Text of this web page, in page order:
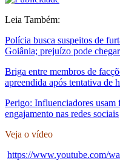
Leia Também:
Polícia busca suspeitos de
Goiânia; prejuízo pode
Briga entre membros de
apreendida após tentativa de
Perigo: Influenciadores usam
engajamento nas redes sociais
Veja o vídeo
https://www.youtube.com/